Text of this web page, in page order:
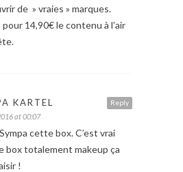
de » vraies » marques.
pour 14,90€ le contenu à l’air
Reply
KARTEL
at 00:07
cette box. C’est vrai
box totalement makeup ça
!